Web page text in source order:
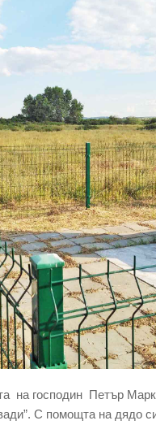
на господин Петър
С помощта на дядо